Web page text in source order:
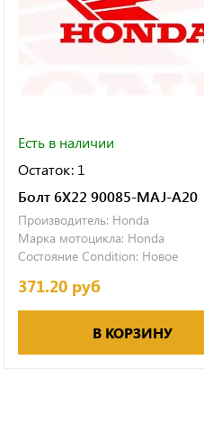
Есть в наличии
Остаток: 1
Болт 6X22 90085-MAJ-A20
Производитель: Honda
Марка мотоцикла: Honda
Состояние Condition: Новое
371.20 руб
В КОРЗИНУ